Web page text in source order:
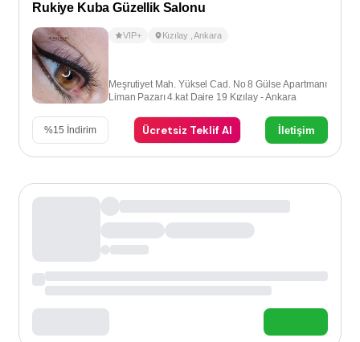
Rukiye Kuba Güzellik Salonu
VIP+ Kızılay ,Ankara
Meşrutiyet Mah. Yüksel Cad. No 8 Gülse Apartmanı
Liman Pazarı 4.kat Daire 19 Kızılay - Ankara
%15 İndirim Ücretsiz Teklif Al İletişim